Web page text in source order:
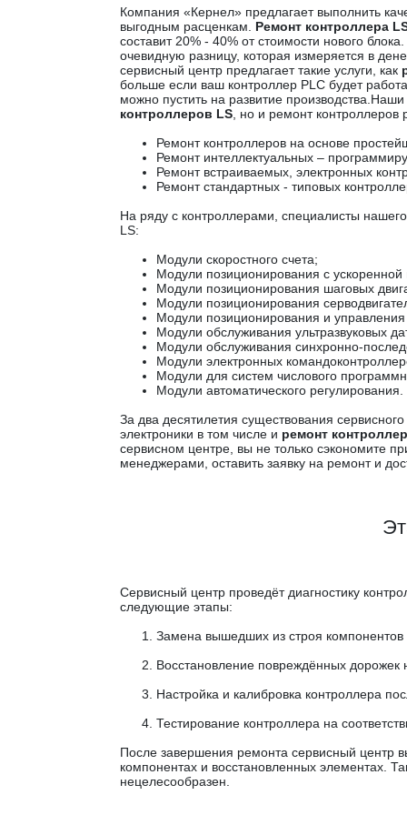
Компания «Кернел» предлагает выполнить
выгодным расценкам. Ремонт контроллера
составит 20% - 40% от стоимости нового
очевидную разницу, которая измеряется в
сервисный центр предлагает такие услуги, как
больше если ваш контроллер PLC будет
можно пустить на развитие
контроллеров LS , но и ремонт контроллеров
Ремонт контроллеров на основе
Ремонт интеллектуальных –
Ремонт встраиваемых, электронных
Ремонт стандартных - типовых
На ряду с контроллерами, специалисты
LS:
Модули скоростного счета;
Модули позиционирования с ускоренной
Модули позиционирования шаговых
Модули позиционирования
Модули позиционирования и
Модули обслуживания ультразвуковых
Модули обслуживания синхронно-
Модули электронных
Модули для систем числового
Модули автоматического регулирования.
За два десятилетия существования
электроники в том числе и ремонт
сервисном центре, вы не только сэкономите
менеджерами, оставить заявку на ремонт и
Сервисный центр проведёт диагностику
следующие этапы:
Замена вышедших из строя компонентов
Восстановление повреждённых дорожек
Настройка и калибровка контроллера
Тестирование контроллера на
После завершения ремонта сервисный центр
компонентах и восстановленных элементах.
нецелесообразен.